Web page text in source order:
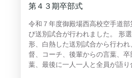
第４３期卒部式
令和７年度御殿場西高校空手道部
び送別試合が行われました。 形
形、白熱した送別試合から行わ
督、コーチ、後輩からの言葉、
葉、最後に一人一人と全員が語